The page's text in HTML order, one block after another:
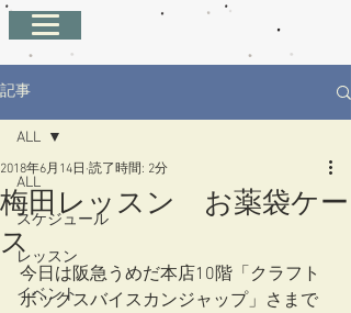
記事
ALL
スケジュール
レッスン
イベント
ALL
梅田レッスン お薬袋ケー
ス
2018年6月14日 読了時間: 2分
今日は阪急うめだ本店10階「クラフト
ボックスバイスカンジャップ」さまで